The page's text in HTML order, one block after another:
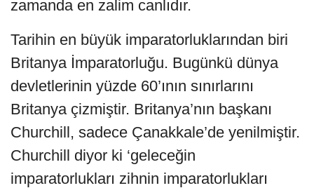
zamanda en zalim canlıdır.
Tarihin en büyük imparatorluklarından biri
Britanya İmparatorluğu. Bugünkü dünya
devletlerinin yüzde 60’ının sınırlarını
Britanya çizmiştir. Britanya’nın başkanı
Churchill, sadece Çanakkale’de yenilmiştir.
Churchill diyor ki ‘geleceğin
imparatorlukları zihnin imparatorlukları